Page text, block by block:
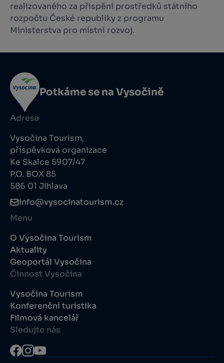
realizovaného za přispění prostředků státního
rozpočtu České republiky z programu
Ministerstva pro místní rozvoj.
Potkáme se na Vysočině
Adresa
Vysočina Tourism,
příspěvková organizace
Ke Skalce 5907/47
P.O. BOX 85
586 01 Jihlava
info@vysocinatourism.cz
Menu
O Vysočina Tourism
Aktuality
Geoportál Vysočina
Činnost Vysočina
Vysočina Tourism
Konferenční turistika
Filmová kancelář
Sledujte nás